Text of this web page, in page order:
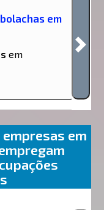
em
em
em